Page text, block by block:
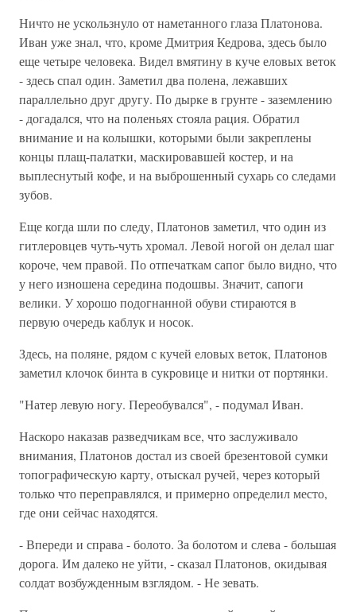
Ничто не ускользнуло от наметанного глаза Платонова.
Иван уже знал, что, кроме Дмитрия Кедрова, здесь было
еще четыре человека. Видел вмятину в куче еловых веток
- здесь спал один. Заметил два полена, лежавших
параллельно друг другу. По дырке в грунте - заземлению
- догадался, что на поленьях стояла рация. Обратил
внимание и на колышки, которыми были закреплены
концы плащ-палатки, маскировавшей костер, и на
выплеснутый кофе, и на выброшенный сухарь со следами
зубов.
Еще когда шли по следу, Платонов заметил, что один из
гитлеровцев чуть-чуть хромал. Левой ногой он делал шаг
короче, чем правой. По отпечаткам сапог было видно, что
у него изношена середина подошвы. Значит, сапоги
велики. У хорошо подогнанной обуви стираются в
первую очередь каблук и носок.
Здесь, на поляне, рядом с кучей еловых веток, Платонов
заметил клочок бинта в сукровице и нитки от портянки.
"Натер левую ногу. Переобувался", - подумал Иван.
Наскоро наказав разведчикам все, что заслуживало
внимания, Платонов достал из своей брезентовой сумки
топографическую карту, отыскал ручей, через который
только что переправлялся, и примерно определил место,
где они сейчас находятся.
- Впереди и справа - болото. За болотом и слева - большая
дорога. Им далеко не уйти, - сказал Платонов, окидывая
солдат возбужденным взглядом. - Не зевать.